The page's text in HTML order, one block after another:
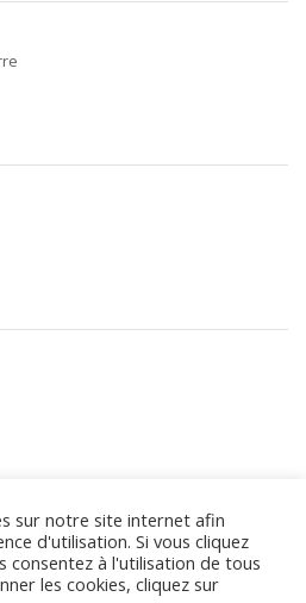
sur notre site internet afin
d'utilisation. Si vous cliquez
consentez à l'utilisation de tous
les cookies, cliquez sur